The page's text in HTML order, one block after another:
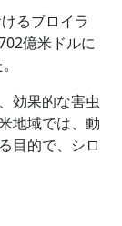
るブロイラ
億米ドルに
効果的な害虫
地域では、動
目的で、シロ